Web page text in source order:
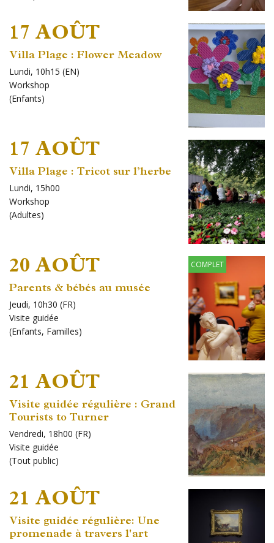
17 AOÛT
Villa Plage : Flower Meadow
Lundi, 10h15 (EN)
Workshop
(Enfants)
17 AOÛT
Villa Plage : Tricot sur l’herbe
Lundi, 15h00
Workshop
(Adultes)
20 AOÛT COMPLET
Parents & bébés au musée
Jeudi, 10h30 (FR)
Visite guidée
(Enfants, Familles)
21 AOÛT
Visite guidée régulière : Grand
Tourists to Turner
Vendredi, 18h00 (FR)
Visite guidée
(Tout public)
21 AOÛT
Visite guidée régulière: Une
promenade à travers l'art